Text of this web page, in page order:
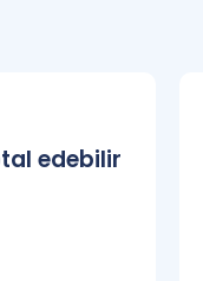
edebilir